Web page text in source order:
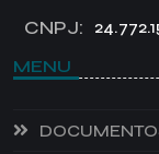
CNPJ:
MENU